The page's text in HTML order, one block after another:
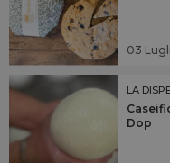
03
LA
Dop